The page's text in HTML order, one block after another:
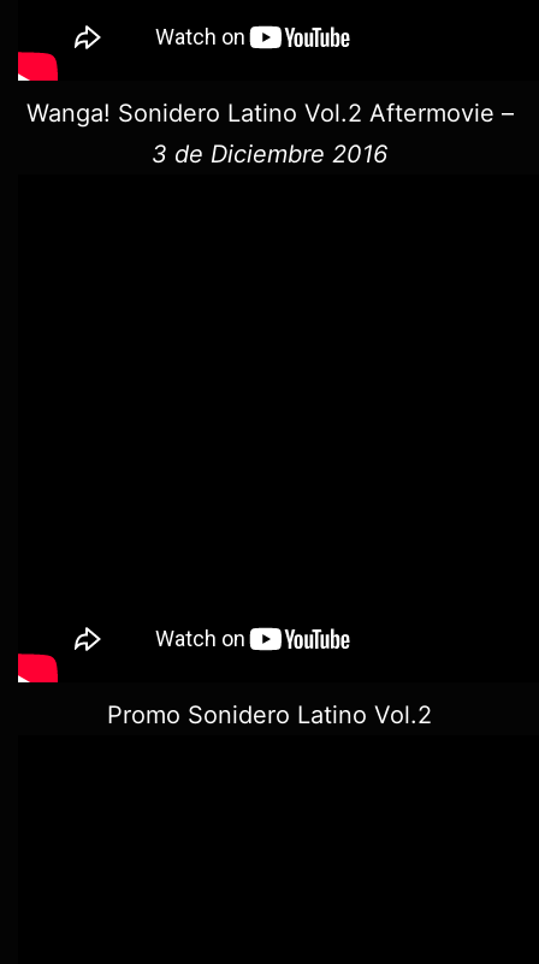
Wanga! Sonidero Latino Vol.2 Aftermovie –
3 de Diciembre 2016
Promo Sonidero Latino Vol.2